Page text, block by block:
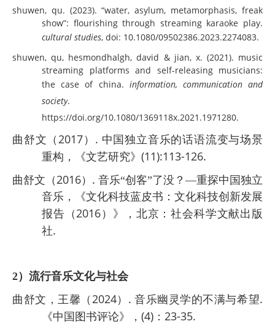
shuwen, qu. (2023). “water, asylum, metamorphasis, freak
show”: flourishing through streaming karaoke play.
cultural studies, doi: 10.1080/09502386.2023.2274083.
shuwen, qu, hesmondhalgh, david & jian, x. (2021). music
streaming platforms and self-releasing musicians:
the case of china. information, communication and
society.
https://doi.org/10.1080/1369118x.2021.1971280.
曲舒文（2017 ） . 中国独立音乐的话语流变与场景
重构，《文艺研究》 (11):113-126.
曲舒文（2016） . 音乐“创客”了没？—重探中国独立
音乐，《文化科技蓝皮书：文化科技创新发展
报告（2016 ）》，北京：社会科学文献出版
社.
2）流行音乐文化与社会
曲舒文，王馨 （ 2024） .音乐幽灵学的不满与希望.
《中国图书评论》， (4) ： 23-35.